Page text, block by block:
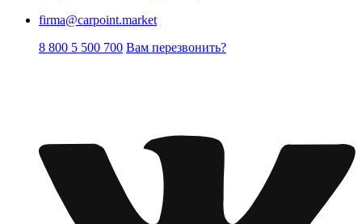
firma@carpoint.market
8 800 5 500 700 Вам перезвонить?